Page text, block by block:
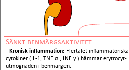
Sänkt benmärgsaktivitet
- Kronisk inflammation: Flertalet inflammatoriska
cytokiner (IL-1, TNF α , INF γ ) hämmar erytrocyt-
utmognaden i benmärgen.